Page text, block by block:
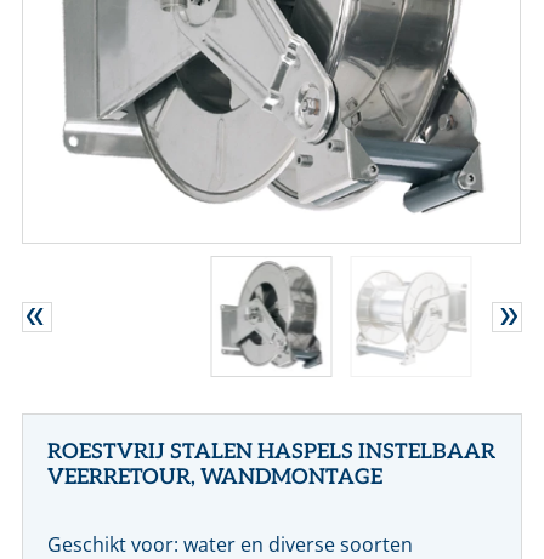
NL
ROESTVRIJ STALEN HASPELS INSTELBAAR
VEERRETOUR, WANDMONTAGE
Geschikt voor: water en diverse soorten